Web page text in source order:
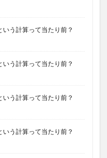
う計算って当たり前？
う計算って当たり前？
う計算って当たり前？
う計算って当たり前？